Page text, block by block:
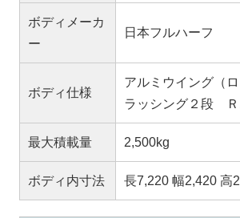
ボディメーカ
ー
日本フルハーフ
ボディ仕様
アルミウイング（
ラッシング２段 Ｒ
最大積載量 2,500kg
ボディ内寸法 長7,220 幅2,420 高